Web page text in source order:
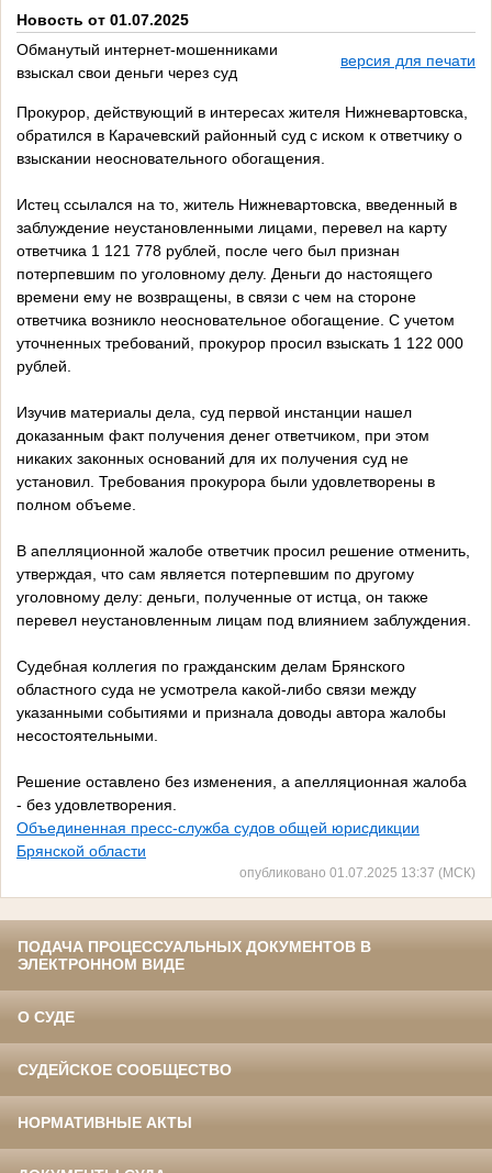
Новость от 01.07.2025
Обманутый интернет-мошенниками
взыскал свои деньги через суд
версия для печати
Прокурор, действующий в интересах жителя Нижневартовска,
обратился в Карачевский районный суд с иском к ответчику о
взыскании неосновательного обогащения.
Истец ссылался на то, житель Нижневартовска, введенный в
заблуждение неустановленными лицами, перевел на карту
ответчика 1 121 778 рублей, после чего был признан
потерпевшим по уголовному делу. Деньги до настоящего
времени ему не возвращены, в связи с чем на стороне
ответчика возникло неосновательное обогащение. С учетом
уточненных требований, прокурор просил взыскать 1 122 000
рублей.
Изучив материалы дела, суд первой инстанции нашел
доказанным факт получения денег ответчиком, при этом
никаких законных оснований для их получения суд не
установил. Требования прокурора были удовлетворены в
полном объеме.
В апелляционной жалобе ответчик просил решение отменить,
утверждая, что сам является потерпевшим по другому
уголовному делу: деньги, полученные от истца, он также
перевел неустановленным лицам под влиянием заблуждения.
Судебная коллегия по гражданским делам Брянского
областного суда не усмотрела какой-либо связи между
указанными событиями и признала доводы автора жалобы
несостоятельными.
Решение оставлено без изменения, а апелляционная жалоба
- без удовлетворения.
Объединенная пресс-служба судов общей юрисдикции
Брянской области
опубликовано 01.07.2025 13:37 (МСК)
ПОДАЧА ПРОЦЕССУАЛЬНЫХ ДОКУМЕНТОВ В
ЭЛЕКТРОННОМ ВИДЕ
О СУДЕ
СУДЕЙСКОЕ СООБЩЕСТВО
НОРМАТИВНЫЕ АКТЫ